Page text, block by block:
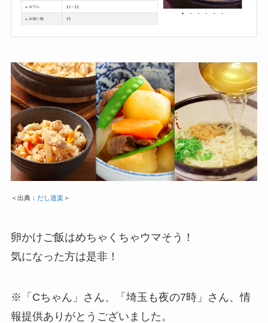
＜出典： だし道楽 ＞
卵かけご飯はめちゃくちゃウマそう！
気になった方は是非！
※「Cちゃん」さん、「埼玉も夜の7時」さん、情
報提供ありがとうございました。